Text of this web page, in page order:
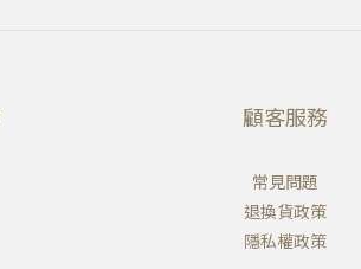
顧客服務
常見問題
退換貨政策
隱私權政策